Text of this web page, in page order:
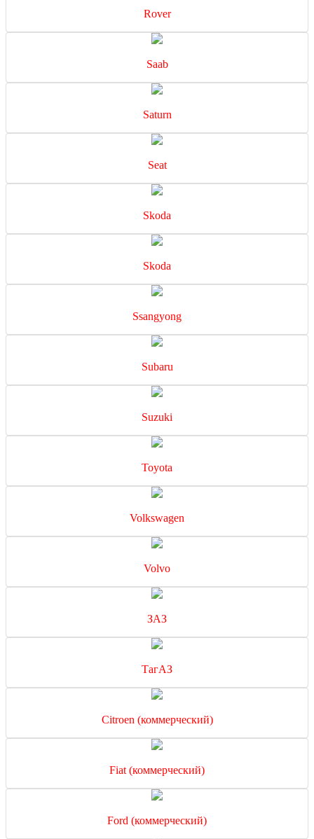
Rover
Saab
Saturn
Seat
Skoda
Skoda
Ssangyong
Subaru
Suzuki
Toyota
Volkswagen
Volvo
ЗАЗ
ТагАЗ
Citroen (коммерческий)
Fiat (коммерческий)
Ford (коммерческий)